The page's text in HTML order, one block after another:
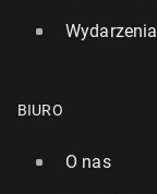
Wydarzenia
BIURO
O nas